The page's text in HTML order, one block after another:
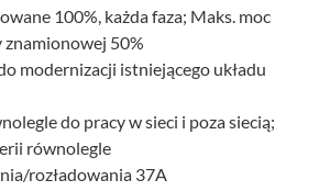
100%, każda faza; Maks. moc
50%
modernizacji istniejącego układu
do pracy w sieci i poza siecią;
równolegle
rozładowania 37A